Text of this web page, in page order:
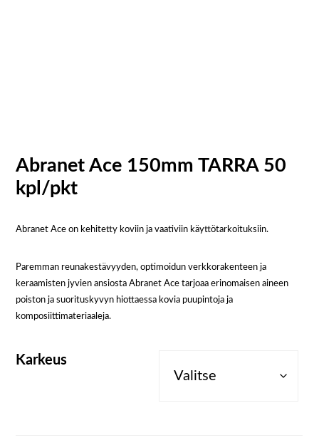
Abranet Ace 150mm TARRA 50
kpl/pkt
Abranet Ace on kehitetty koviin ja vaativiin käyttötarkoituksiin.
Paremman reunakestävyyden, optimoidun verkkorakenteen ja
keraamisten jyvien ansiosta Abranet Ace tarjoaa erinomaisen aineen
poiston ja suorituskyvyn hiottaessa kovia puupintoja ja
komposiittimateriaaleja.
Karkeus